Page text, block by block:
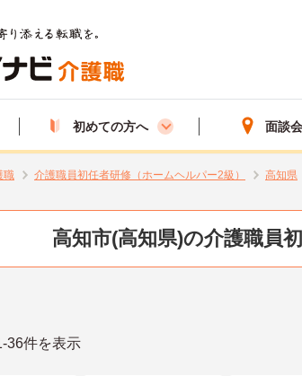
初めての方へ 面談
職 介護職員初任者研修（ホームヘルパー2級） 高知県
高知市(高知県)の介護職員
36件を表示